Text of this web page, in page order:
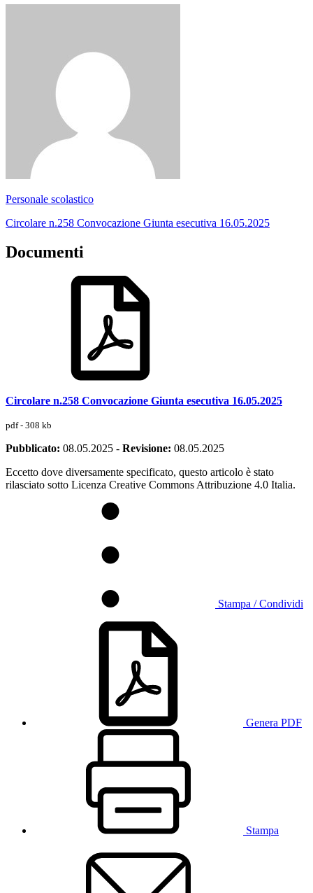
Personale scolastico
Circolare n.258 Convocazione Giunta esecutiva 16.05.2025
Documenti
Circolare n.258 Convocazione Giunta esecutiva 16.05.2025
pdf - 308 kb
Pubblicato: 08.05.2025 - Revisione: 08.05.2025
Eccetto dove diversamente specificato, questo articolo è stato
rilasciato sotto Licenza Creative Commons Attribuzione 4.0 Italia.
Stampa / Condividi
Genera PDF
Stampa